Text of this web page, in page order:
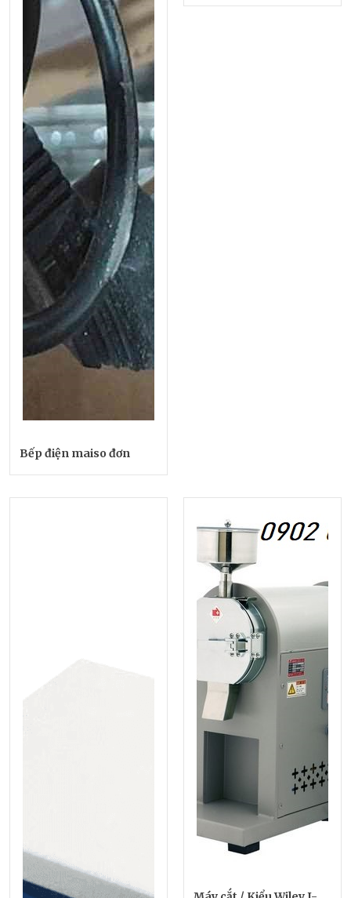
Bếp điện maiso đơn